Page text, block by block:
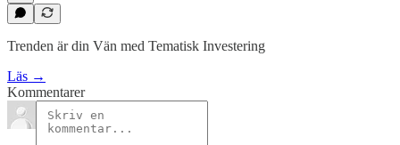
Trenden är din Vän med Tematisk Investering
Läs →
Kommentarer